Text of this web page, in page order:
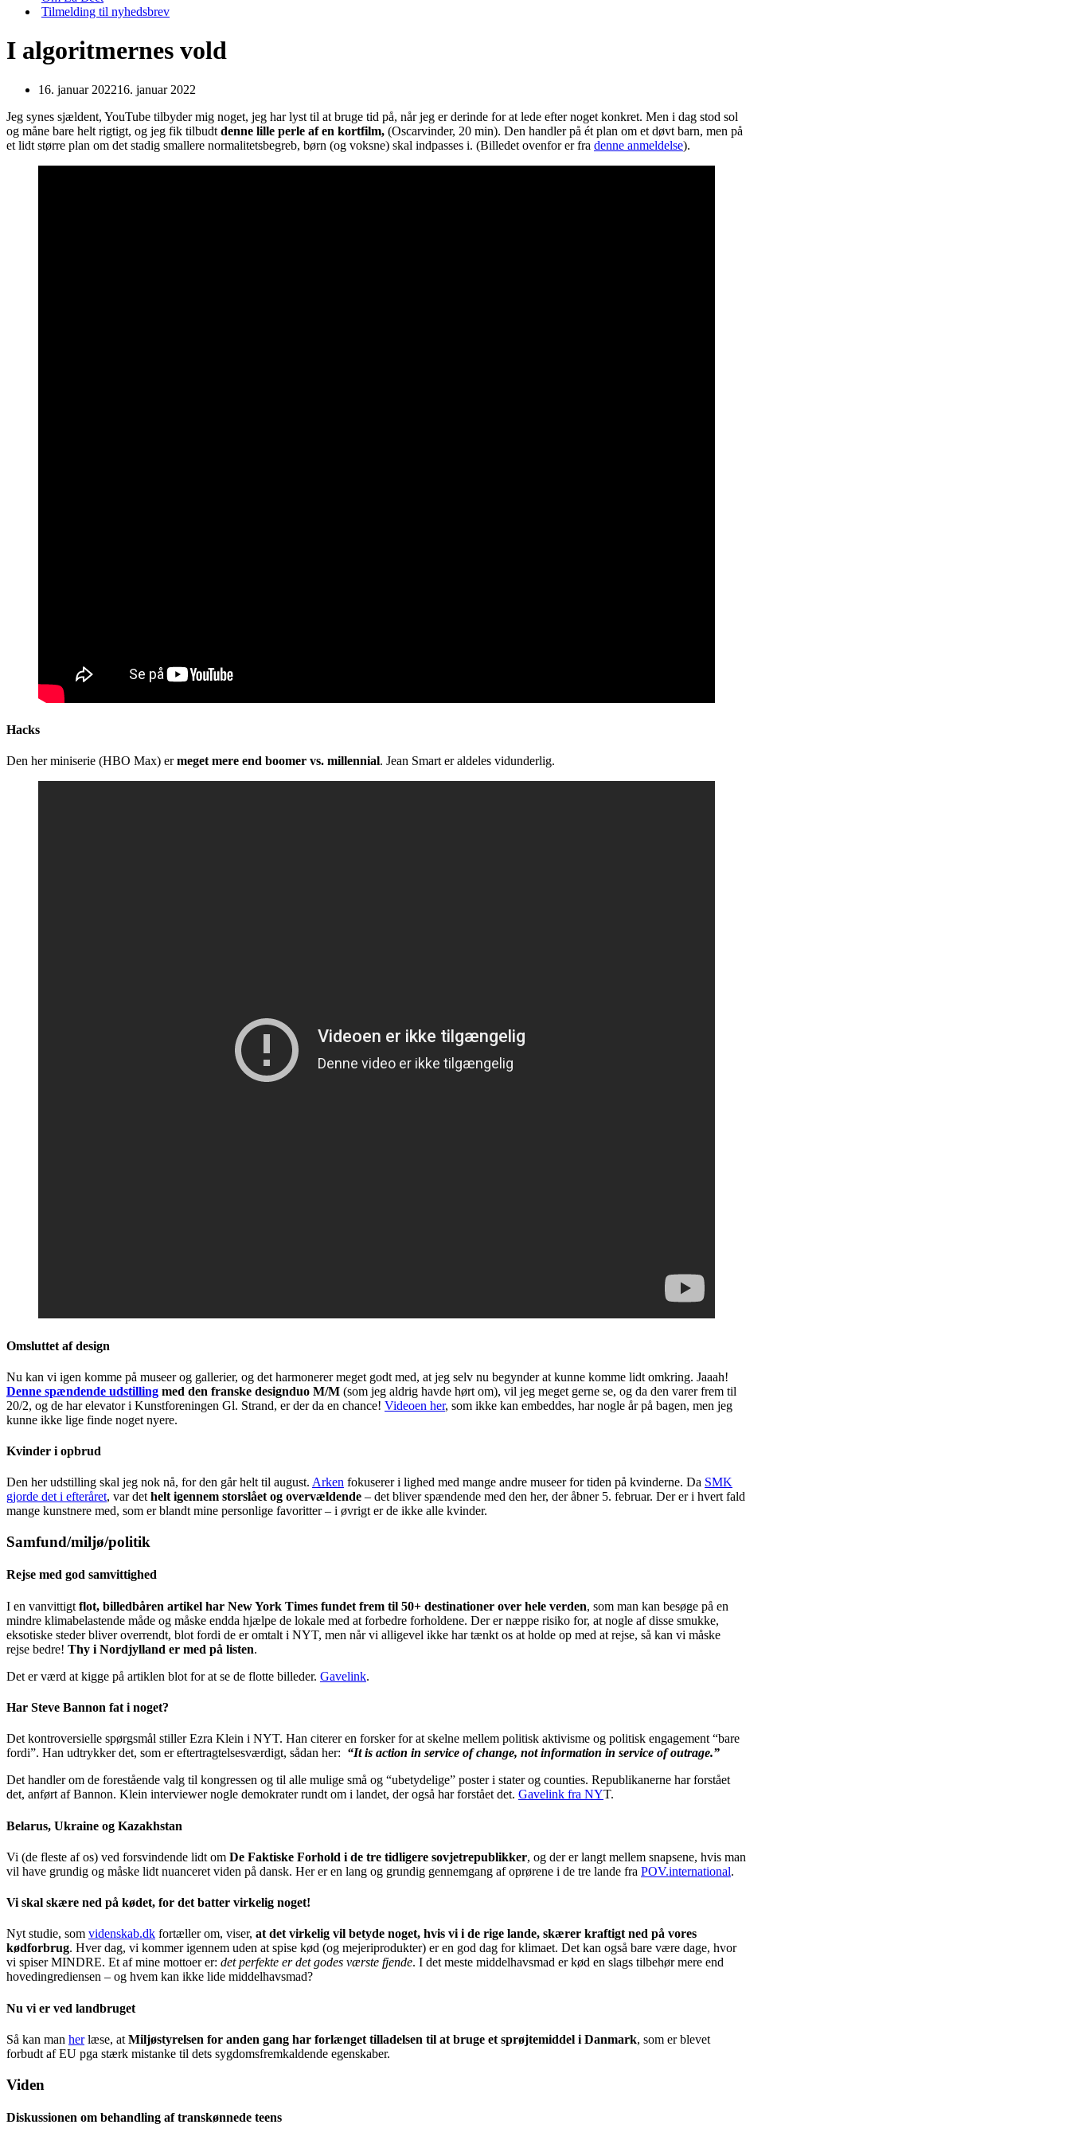
Tilmelding til nyhedsbrev
I algoritmernes vold
16. januar 202216. januar 2022
Jeg synes sjældent, YouTube tilbyder mig noget, jeg har lyst til at bruge tid på, når jeg er derinde for at lede efter noget konkret. Men i dag stod sol
og måne bare helt rigtigt, og jeg fik tilbudt denne lille perle af en kortfilm, (Oscarvinder, 20 min). Den handler på ét plan om et døvt barn, men på
et lidt større plan om det stadig smallere normalitetsbegreb, børn (og voksne) skal indpasses i. (Billedet ovenfor er fra denne anmeldelse).
Hacks
Den her miniserie (HBO Max) ermeget mere end boomer vs. millennial. Jean Smart er aldeles vidunderlig.
Omsluttet af design
Nu kan vi igen komme på museer og gallerier, og det harmonerer meget godt med, at jeg selv nu begynder at kunne komme lidt omkring. Jaaah!
Denne spændende udstilling med den franske designduo M/M (som jeg aldrig havde hørt om), vil jeg meget gerne se, og da den varer frem til
20/2, og de har elevator i Kunstforeningen Gl. Strand, er der da en chance! Videoen her, som ikke kan embeddes, har nogle år på bagen, men jeg
kunne ikke lige finde noget nyere.
Kvinder i opbrud
Den her udstilling skal jeg nok nå, for den går helt til august. Arken fokuserer i lighed med mange andre museer for tiden på kvinderne. Da SMK
gjorde det i efteråret, var dethelt igennem storslået og overvældende – det bliver spændende med den her, der åbner 5. februar. Der er i hvert fald
mange kunstnere med, som er blandt mine personlige favoritter – i øvrigt er de ikke alle kvinder.
Samfund/miljø/politik
Rejse med god samvittighed
I en vanvittigt flot, billedbåren artikel har New York Times fundet frem til 50+ destinationer over hele verden, som man kan besøge på en
mindre klimabelastende måde og måske endda hjælpe de lokale med at forbedre forholdene. Der er næppe risiko for, at nogle af disse smukke,
eksotiske steder bliver overrendt, blot fordi de er omtalt i NYT, men når vi alligevel ikke har tænkt os at holde op med at rejse, så kan vi måske
rejse bedre! Thy i Nordjylland er med på listen.
Det er værd at kigge på artiklen blot for at se de flotte billeder. Gavelink.
Har Steve Bannon fat i noget?
Det kontroversielle spørgsmål stiller Ezra Klein i NYT. Han citerer en forsker for at skelne mellem politisk aktivisme og politisk engagement “bare
fordi”. Han udtrykker det, som er eftertragtelsesværdigt, sådan her: “It is action in service of change, not information in service of outrage.”
Det handler om de forestående valg til kongressen og til alle mulige små og “ubetydelige” poster i stater og counties. Republikanerne har forstået
det, anført af Bannon. Klein interviewer nogle demokrater rundt om i landet, der også har forstået det. Gavelink fra NYT.
Belarus, Ukraine og Kazakhstan
Vi (de fleste af os) ved forsvindende lidt om De Faktiske Forhold i de tre tidligere sovjetrepublikker, og der er langt mellem snapsene, hvis man
vil have grundig og måske lidt nuanceret viden på dansk. Her er en lang og grundig gennemgang af oprørene i de tre lande fra POV.international.
Vi skal skære ned på kødet, for det batter virkelig noget!
Nyt studie, som videnskab.dk fortæller om, viser, at det virkelig vil betyde noget, hvis vi i de rige lande, skærer kraftigt ned på vores
kødforbrug. Hver dag, vi kommer igennem uden at spise kød (og mejeriprodukter) er en god dag for klimaet. Det kan også bare være dage, hvor
vi spiser MINDRE. Et af mine mottoer er: det perfekte er det godes værste fjende. I det meste middelhavsmad er kød en slags tilbehør mere end
hovedingrediensen – og hvem kan ikke lide middelhavsmad?
Nu vi er ved landbruget
Så kan man herlæse, at Miljøstyrelsen for anden gang har forlænget tilladelsen til at bruge et sprøjtemiddel i Danmark, som er blevet
forbudt af EU pga stærk mistanke til dets sygdomsfremkaldende egenskaber.
Viden
Diskussionen om behandling af transkønnede teens